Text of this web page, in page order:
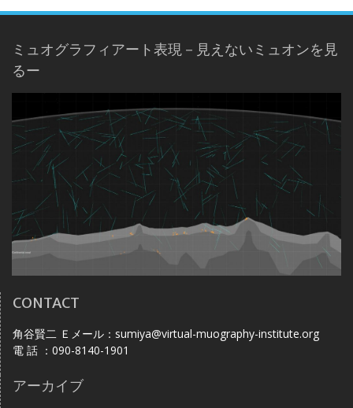
ミュオグラフィアート表現－見えないミュオンを見
るー
CONTACT
角谷賢二 Ｅメール：sumiya@virtual-muography-institute.org
電 話 ：090-8140-1901
アーカイブ